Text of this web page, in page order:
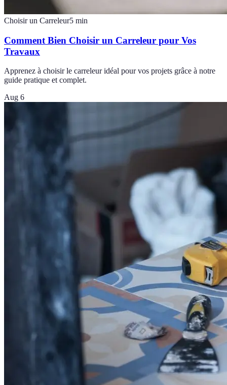
Choisir un Carreleur5 min
Comment Bien Choisir un Carreleur pour Vos
Travaux
Apprenez à choisir le carreleur idéal pour vos projets grâce à notre
guide pratique et complet.
Aug 6